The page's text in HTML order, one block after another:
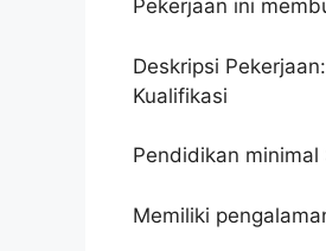
Pekerjaan ini
Deskripsi Pekerjaan:
Kualifikasi
Pendidikan
Memiliki